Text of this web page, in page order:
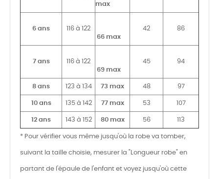
max
6 ans
116 à 122
66 max
42 86
7 ans
116 à 122
69 max
45 94
8 ans 123 à 134 73 max 48 97
10 ans 135 à 142 77 max 53 107
12 ans 143 à 152 80 max 56 113
* Pour vérifier vous même jusqu'où la robe va tomber,
suivant la taille choisie, mesurer la "Longueur robe" en
partant de l'épaule de l'enfant et voyez jusqu'où cette